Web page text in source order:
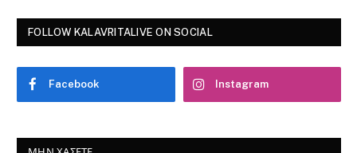
FOLLOW KALAVRITALIVE ON SOCIAL
Facebook Instagram